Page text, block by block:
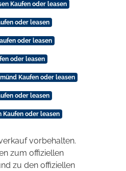
Kaufen oder leasen
oder leasen
oder leasen
oder leasen
Kaufen oder leasen
oder leasen
Kaufen oder leasen
vorbehalten.
zum offiziellen
zu den offiziellen